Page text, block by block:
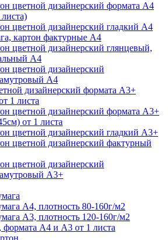
цветной дизайнерский формата А4
цветной дизайнерский гладкий А4
картон фактурные А4
цветной дизайнерский глянцевый,
А4
цветной дизайнерский
А4
дизайнерский формата А3+
1 листа
цветной дизайнерский формата А3+
от 1 листа
цветной дизайнерский гладкий А3+
цветной дизайнерский фактурный
цветной дизайнерский
А3+
А4, плотность 80-160г/м2
А3, плотность 120-160г/м2
формата А4 и А3 от 1 листа